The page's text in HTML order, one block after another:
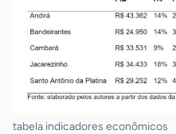
tabela indicadores econômicos